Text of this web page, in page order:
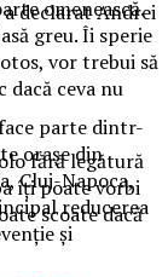
declarat Andrei
parte dintr-
orașe din
Cluj-Napoca,
reducerea
și
omenească.
greu. Îi sperie
vor trebui să
dacă ceva nu
fără legătură
îți poate vorbi
scoate dacă